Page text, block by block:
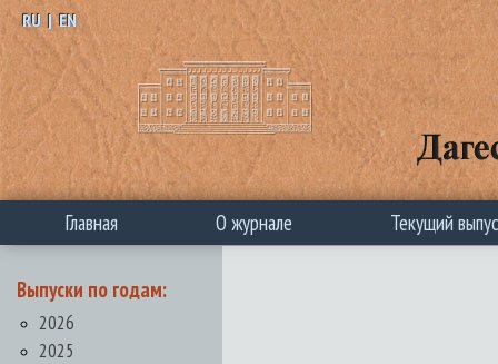
RU | EN
Главная О журнале Текущий
Выпуски по годам:
2026
2025